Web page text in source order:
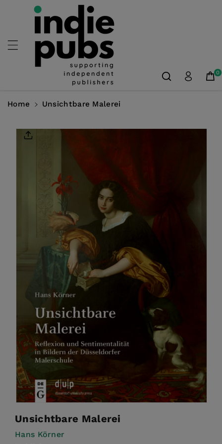
Skip To
Content
0
Home Unsichtbare Malerei
Product
Unsichtbare Malerei
Hans Körner